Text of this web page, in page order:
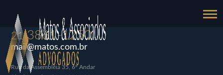
213861-1250
mail@matos.com.br
Rua da Assembléia 35, 6º Andar